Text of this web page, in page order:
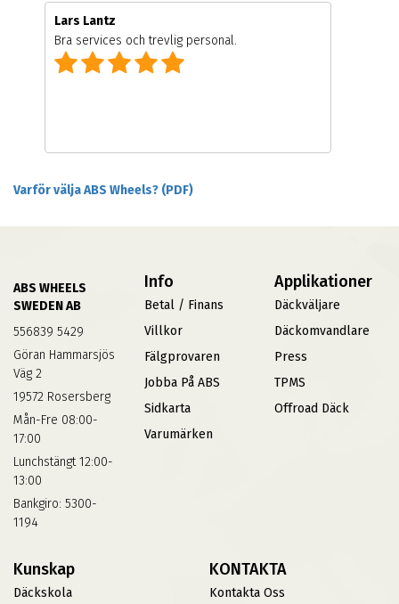
Lars Lantz
Bra services och trevlig personal.
Varför välja ABS Wheels? (PDF)
ABS WHEELS
SWEDEN AB
556839 5429
Göran Hammarsjös
Väg 2
19572 Rosersberg
Mån-Fre 08:00-
17:00
Lunchstängt 12:00-
13:00
Bankgiro: 5300-
1194
Info
Betal / Finans
Villkor
Fälgprovaren
Jobba På ABS
Sidkarta
Varumärken
Applikationer
Däckväljare
Däckomvandlare
Press
TPMS
Offroad Däck
Kunskap
Däckskola
KONTAKTA
Kontakta Oss